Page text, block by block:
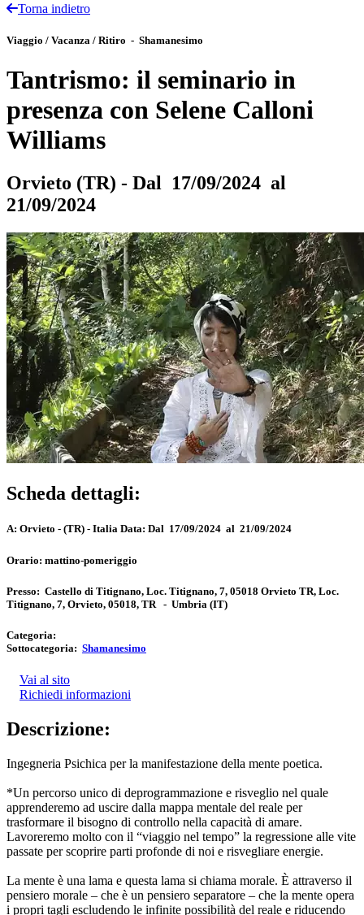
Torna indietro
Viaggio / Vacanza / Ritiro - Shamanesimo
Tantrismo: il seminario in
presenza con Selene Calloni
Williams
Orvieto (TR) - Dal 17/09/2024 al
21/09/2024
Scheda dettagli:
A: Orvieto - (TR) - Italia Data: Dal 17/09/2024 al 21/09/2024
Orario: mattino-pomeriggio
Presso: Castello di Titignano, Loc. Titignano, 7, 05018 Orvieto TR, Loc.
Titignano, 7, Orvieto, 05018, TR - Umbria (IT)
Categoria:
Sottocategoria: Shamanesimo
Vai al sito
Richiedi informazioni
Descrizione:
Ingegneria Psichica per la manifestazione della mente poetica.
*Un percorso unico di deprogrammazione e risveglio nel quale
apprenderemo ad uscire dalla mappa mentale del reale per
trasformare il bisogno di controllo nella capacità di amare.
Lavoreremo molto con il “viaggio nel tempo” la regressione alle vite
passate per scoprire parti profonde di noi e risvegliare energie.
La mente è una lama e questa lama si chiama morale. È attraverso il
pensiero morale – che è un pensiero separatore – che la mente opera
i propri tagli escludendo le infinite possibilità del reale e riducendo